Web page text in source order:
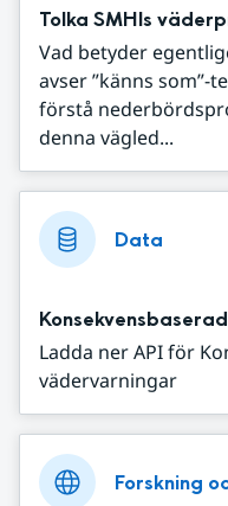
Tolka SMHIs
Vad betyder
avser ”känns som”-
förstå
denna vägled...
Data
Ladda ner API för
vädervarningar
Forskning